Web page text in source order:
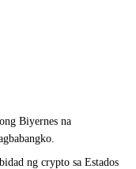
Biyernes na
ng crypto sa Estados